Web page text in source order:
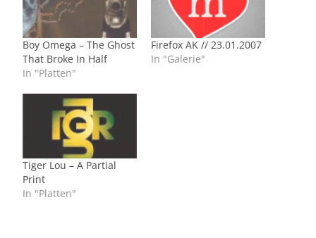
Boy Omega – The Ghost
That Broke In Half
In "Platten"
Firefox AK // 23.01.2007
In "Galerie"
Tiger Lou – A Partial
Print
In "Platten"